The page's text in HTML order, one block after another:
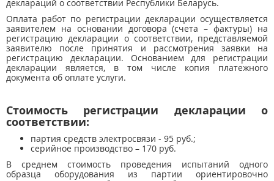
деклараций о соответствии Республики Беларусь.
Оплата работ по регистрации декларации осуществляется
заявителем на основании договора (счета – фактуры) на
регистрацию декларации о соответствии, представляемой
заявителю после принятия и рассмотрения заявки на
регистрацию декларации. Основанием для регистрации
декларации является, в том числе копия платежного
документа об оплате услуги.
Стоимость регистрации декларации о
соответствии:
партия средств электросвязи - 95 руб.;
серийное производство – 170 руб.
В среднем стоимость проведения испытаний одного
образца оборудования из партии ориентировочно